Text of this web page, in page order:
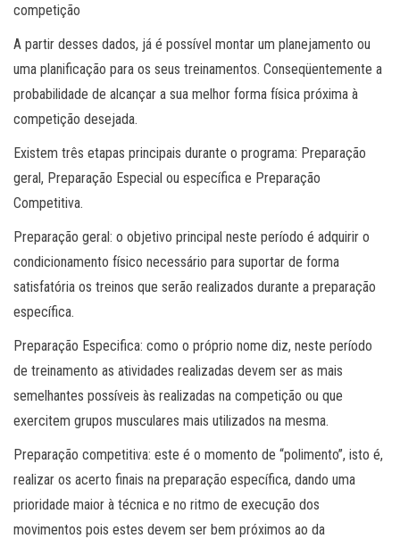
competição
A partir desses dados, já é possível montar um planejamento ou
uma planificação para os seus treinamentos. Conseqüentemente a
probabilidade de alcançar a sua melhor forma física próxima à
competição desejada.
Existem três etapas principais durante o programa: Preparação
geral, Preparação Especial ou específica e Preparação
Competitiva.
Preparação geral: o objetivo principal neste período é adquirir o
condicionamento físico necessário para suportar de forma
satisfatória os treinos que serão realizados durante a preparação
específica.
Preparação Especifica: como o próprio nome diz, neste período
de treinamento as atividades realizadas devem ser as mais
semelhantes possíveis às realizadas na competição ou que
exercitem grupos musculares mais utilizados na mesma.
Preparação competitiva: este é o momento de “polimento”, isto é,
realizar os acerto finais na preparação específica, dando uma
prioridade maior à técnica e no ritmo de execução dos
movimentos pois estes devem ser bem próximos ao da